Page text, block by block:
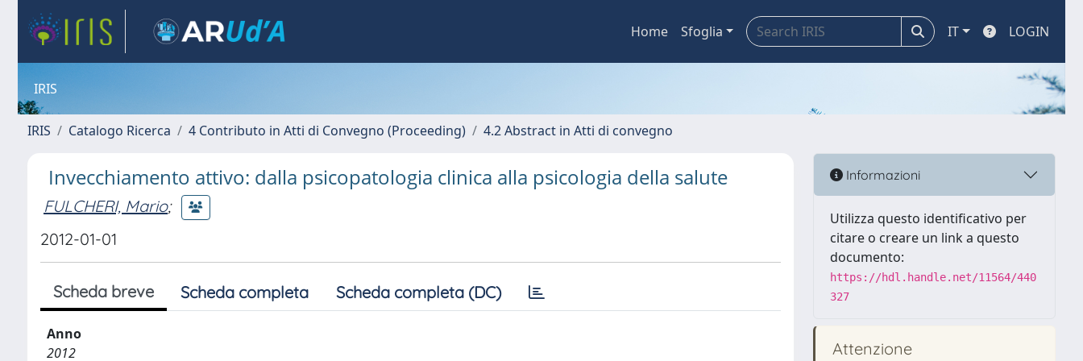
Home Sfoglia IT LOGIN
IRIS
IRIS Catalogo Ricerca 4 Contributo in Atti di Convegno (Proceeding) 4.2 Abstract in Atti di convegno
Invecchiamento attivo: dalla psicopatologia clinica alla psicologia della salute
FULCHERI, Mario;
2012-01-01
Scheda breve Scheda completa Scheda completa (DC)
Anno
2012
Informazioni
Utilizza questo identificativo per
citare o creare un link a questo
documento:
https://hdl.handle.net/11564/440
327
Attenzione